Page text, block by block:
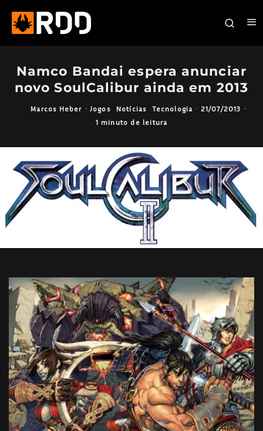
Namco Bandai espera anunciar
novo SoulCalibur ainda em 2013
Marcos Heber · Jogos Notícias Tecnologia · 21/07/2013 ·
1 minuto de leitura